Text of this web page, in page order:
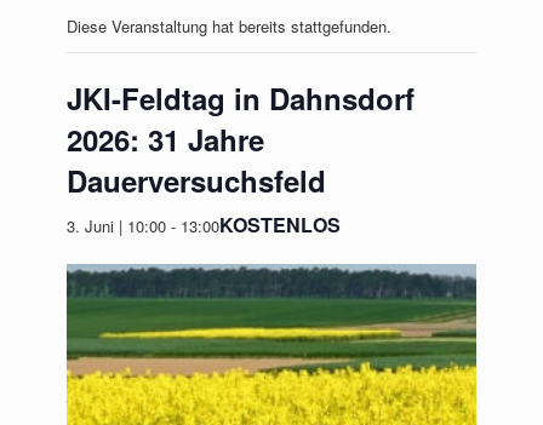
Diese Veranstaltung hat bereits stattgefunden.
JKI-Feldtag in Dahnsdorf
2026: 31 Jahre
Dauerversuchsfeld
3. Juni | 10:00 - 13:00KOSTENLOS